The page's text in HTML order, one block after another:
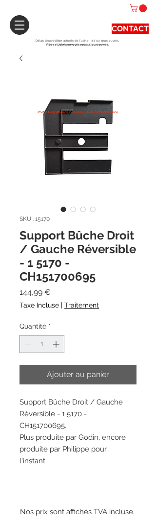
CONTACT
Délais d'expédition actuels de l'usine : 3 à 90 jours ouvrés.
Vitres et Joints envoyés sous 15 jours ouvrés.
SKU : 15170
Support Bûche Droit
/ Gauche Réversible
- 1 5170 -
CH151700695
144,99 €
Taxe Incluse | Traitement
Quantité *
Ajouter au panier
Support Bûche Droit / Gauche
Réversible - 1 5170 -
CH151700695.
Plus produite par Godin, encore
produite par Philippe pour
l'instant.
Nos prix sont affichés TVA incluse.